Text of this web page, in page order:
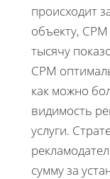
происходит
объекту,
тысячу
CPM
как можно
видимость
услуги.
сумму за